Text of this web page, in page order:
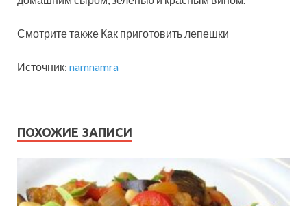
Смотрите также Как приготовить лепешки
Источник: namnamra
ПОХОЖИЕ ЗАПИСИ